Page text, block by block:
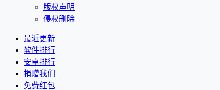
版权声明
侵权删除
最近更新
软件排行
安卓排行
捐赠我们
免费红包